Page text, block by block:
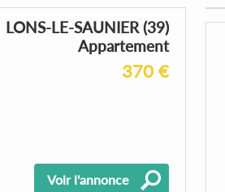
LONS-LE-SAUNIER (39)
Appartement
370 €
Voir l'annonce